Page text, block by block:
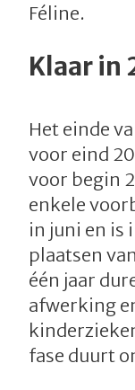
Féline.
Klaar in
Het einde
voor eind
voor begin
enkele
in juni en is
plaatsen
één jaar
afwerking
fase duurt